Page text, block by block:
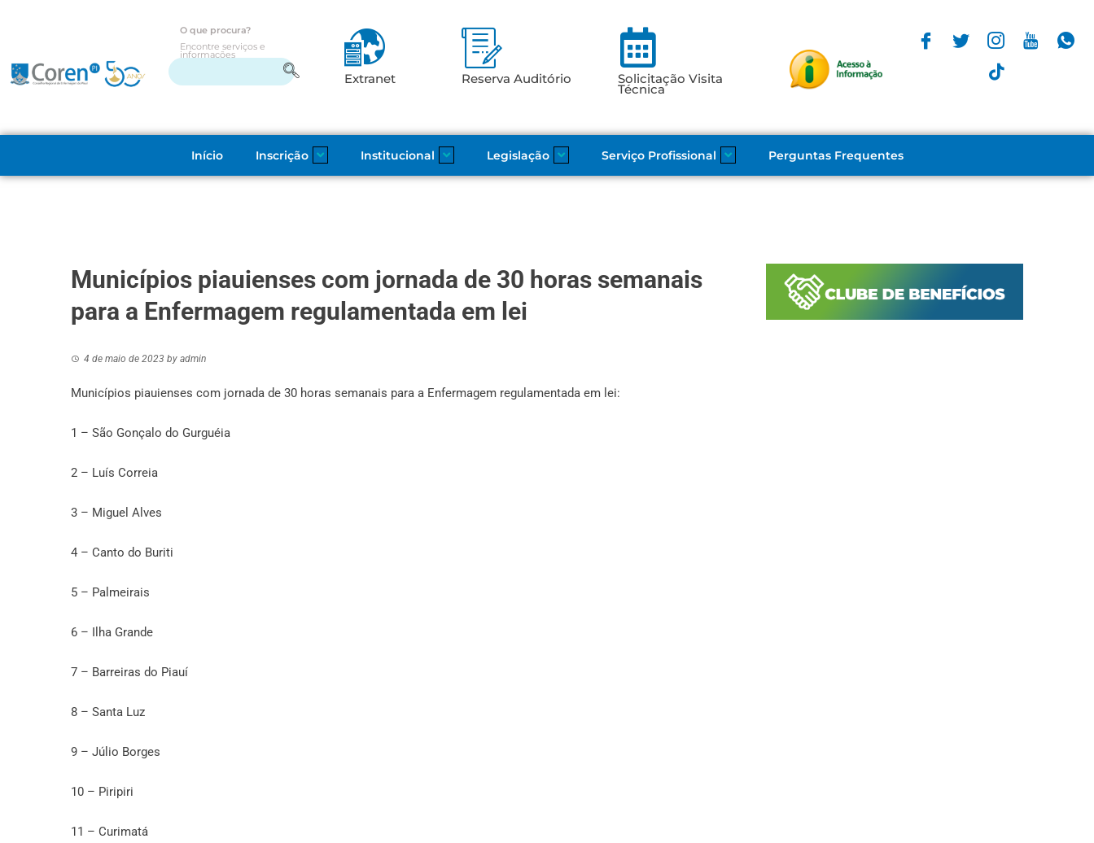
O que procura?
Encontre serviços e
informações
Extranet Reserva Auditório Solicitação Visita
Técnica
Início Inscrição Institucional Legislação Serviço Profissional Perguntas Frequentes
Municípios piauienses com jornada de 30 horas semanais
para a Enfermagem regulamentada em lei
4 de maio de 2023 by admin
Municípios piauienses com jornada de 30 horas semanais para a Enfermagem regulamentada em lei:
1 – São Gonçalo do Gurguéia
2 – Luís Correia
3 – Miguel Alves
4 – Canto do Buriti
5 – Palmeirais
6 – Ilha Grande
7 – Barreiras do Piauí
8 – Santa Luz
9 – Júlio Borges
10 – Piripiri
11 – Curimatá